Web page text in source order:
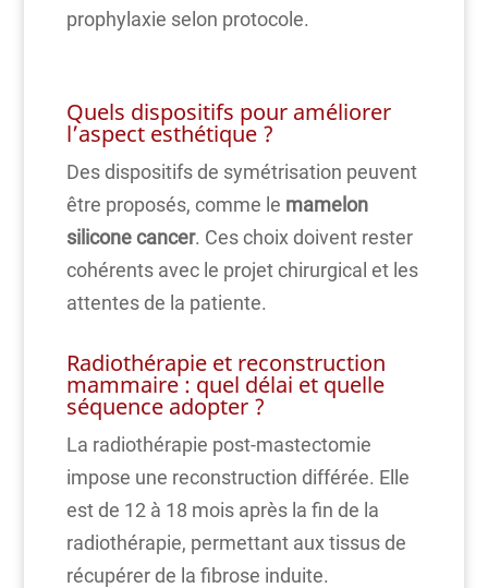
prophylaxie selon protocole.
Quels dispositifs pour améliorer
l’aspect esthétique ?
Des dispositifs de symétrisation peuvent
être proposés, comme le mamelon
silicone cancer. Ces choix doivent rester
cohérents avec le projet chirurgical et les
attentes de la patiente.
Radiothérapie et reconstruction
mammaire : quel délai et quelle
séquence adopter ?
La radiothérapie post-mastectomie
impose une reconstruction différée. Elle
est de 12 à 18 mois après la fin de la
radiothérapie, permettant aux tissus de
récupérer de la fibrose induite.